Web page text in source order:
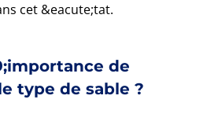
cet &eacute;tat.
de
type de sable ?